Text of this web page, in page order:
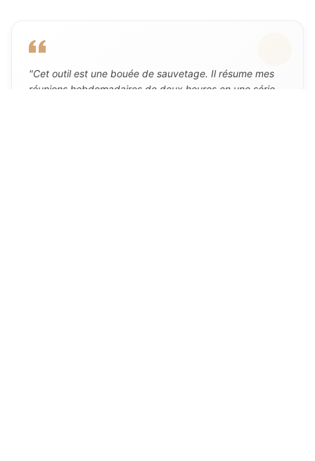
"Cet outil est une bouée de sauvetage. Il résume mes
réunions hebdomadaires de deux heures en une série